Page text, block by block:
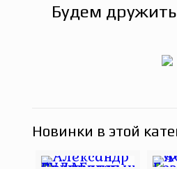
Будем
Новинки в этой